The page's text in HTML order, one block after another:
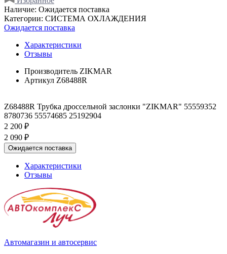
Наличие: Ожидается поставка
Категории: СИСТЕМА ОХЛАЖДЕНИЯ
Ожидается поставка
Характеристики
Отзывы
Производитель ZIKMAR
Артикул Z68488R
Z68488R Трубка дроссельной заслонки "ZIKMAR" 55559352
8780736 55574685 25192904
2 200 ₽
2 090 ₽
Ожидается поставка
Характеристики
Отзывы
Автомагазин и автосервис